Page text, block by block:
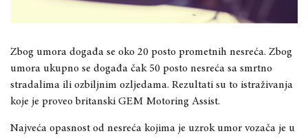
Zbog umora događa se oko 20 posto prometnih nesreća. Zbog
umora ukupno se događa čak 50 posto nesreća sa smrtno
stradalima ili ozbiljnim ozljedama. Rezultati su to istraživanja
koje je proveo britanski GEM Motoring Assist.
Najveća opasnost od nesreća kojima je uzrok umor vozača je u